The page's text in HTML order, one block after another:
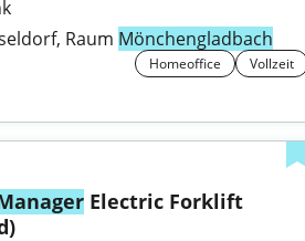
Raum Mönchengladbach
Homeoffice Vollzeit
Electric Forklift